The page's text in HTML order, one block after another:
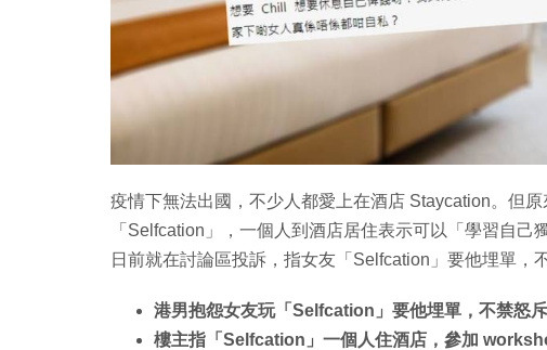
疫情下無法出國，不少人都愛上在酒店 Staycation。但
「Selfcation」，一個人到酒店居住表示可以「學習自
日前就在討論區投訴，指女友「Selfcation」要他埋單，
港男抱怨女友玩「Selfcation」要他埋單，不禁怒
樓主指「Selfcation」一個人住酒店，參加